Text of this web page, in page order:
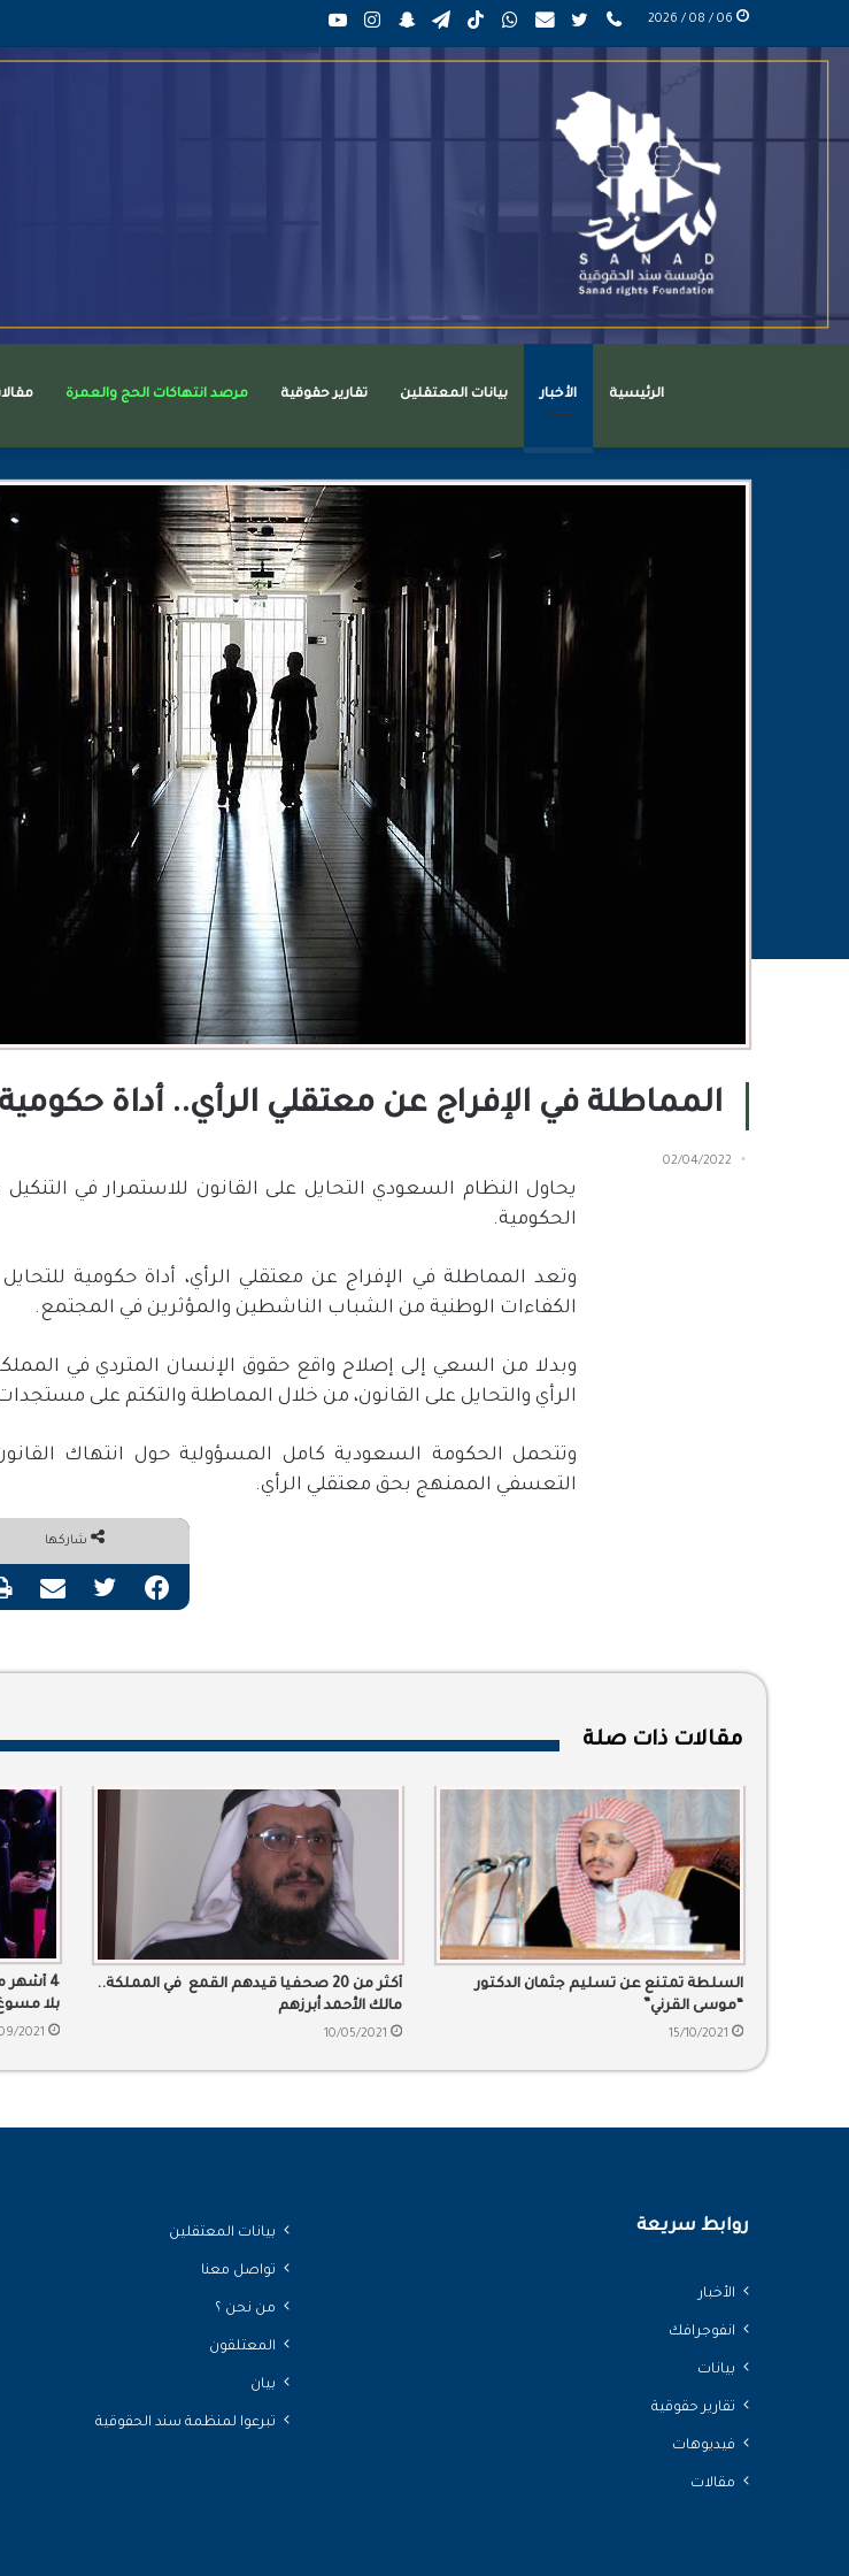
انستقرام سناب
تشات
تيلقرامTikTokواتساب mail تويتر
عربي
phone
الرئيسية الأخبار بيانات المعتقلين تقارير حقوقية مرصد انتهاكات الحج والعمرة
المماطلة في الإفراج عن معتقلي الرأي.. أداة
02/04/2022
يحاول النظام السعودي التحايل على القانون للاستمرار في
الحكومية.
وتعد المماطلة في الإفراج عن معتقلي الرأي، أداة حكومية
الكفاءات الوطنية من الشباب الناشطين والمؤثرين في المجتمع.
وبدلا من السعي إلى إصلاح واقع حقوق الإنسان المتردي في
الرأي والتحايل على القانون، من خلال المماطلة والتكتم على
وتتحمل الحكومة السعودية كامل المسؤولية حول انتهاك القانون
التعسفي الممنهج بحق معتقلي الرأي.
شاركها
فيسبوك تويتر مشاركة عبر البريد
مقالات ذات صلة
السلطة تمتنع عن تسليم جثمان الدكتور
“موسى القرني”
15/10/2021
أكثر من 20 صحفيا قيدهم القمع في المملكة..
مالك الأحمد أبرزهم
10/05/2021
4 أشهر
بلا
2021
روابط سريعة
الأخبار
انفوجرافك
بيانات
تقارير حقوقية
فيديوهات
مقالات
بيانات المعتقلين
تواصل معنا
من نحن ؟
المعتلقون
بيان
تبرعوا لمنظمة سند الحقوقية